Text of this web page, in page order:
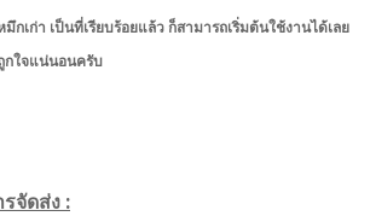
กเก่า เป็นที่เรียบร้อยแล้ว ก็สามารถเริ่มต้นใช้งานได้เลย
กใจแน่นอนครับ
จัดส่ง :